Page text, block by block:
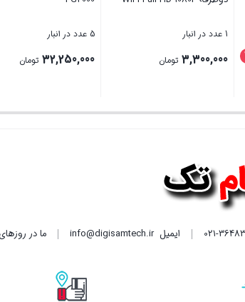
30%
1 عدد در انبار
3,300,000 تومان
بستن
5 عدد در انبار
32,250,000
بستن
021- ایمیلinfo@digisamtech.ir ما در روزهای کاری از